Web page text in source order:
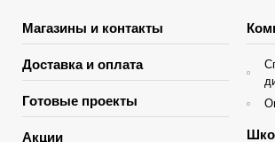
Магазины и контакты
Доставка и оплата
Готовые проекты
Акции